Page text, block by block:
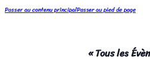
Passer au contenu principalPasser au pied de page
« Tous les